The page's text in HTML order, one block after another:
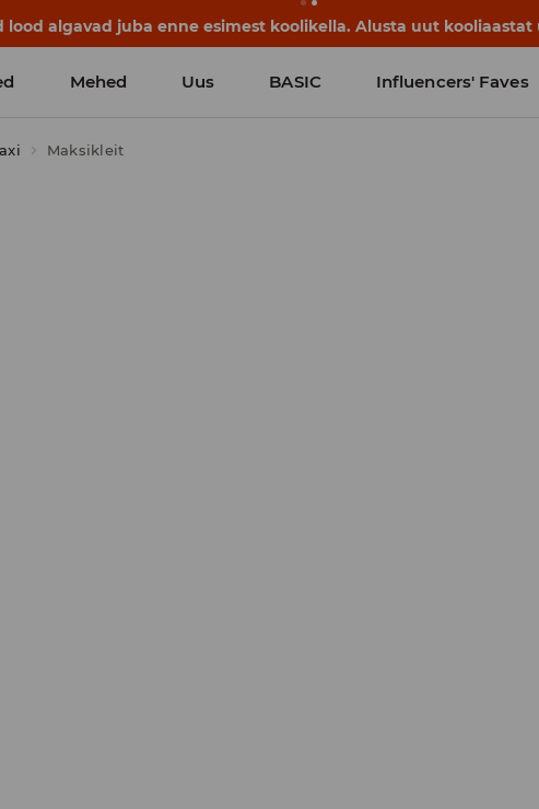
lood algavad juba enne esimest koolikella. Alusta uut kooliaastat
Mehed Uus BASIC Influencers' Faves
Maksikleit